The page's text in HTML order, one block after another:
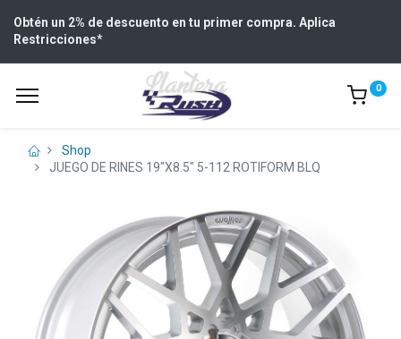
Obtén un 2% de descuento en tu primer compra. Aplica
Restricciones*
0
Shop
JUEGO DE RINES 19"X8.5" 5-112 ROTIFORM BLQ